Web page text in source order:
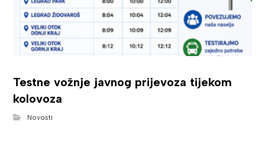
Testne vožnje javnog prijevoza tijekom
kolovoza
Novosti